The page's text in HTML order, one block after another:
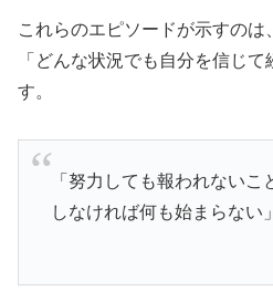
これらのエピソードが示すのは、
「どんな状況でも自分を信じ
す。
「努力しても報われないこ
しなければ何も始まらない」